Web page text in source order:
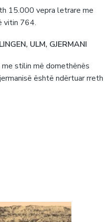
15.000 vepra letrare me
vitin 764.
ULM, GJERMANI
stilin më domethënës
është ndërtuar rreth